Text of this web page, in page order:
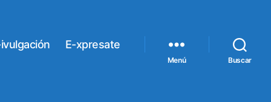
E-xpresate
Menú Buscar